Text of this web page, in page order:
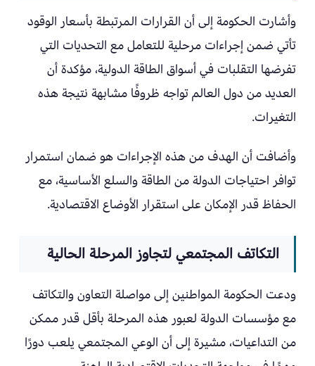
وأشارت الحكومة إلى أن القرارات المرتبطة بأسعار الوقود
تأتي ضمن إجراءات مرحلية للتعامل مع التحديات التي
تفرضها التقلبات في أسواق الطاقة الدولية، مؤكدة أن
العديد من دول العالم تواجه ظروفًا مشابهة نتيجة هذه
التغيرات.
وأضافت أن الهدف من هذه الإجراءات هو ضمان استمرار
توافر احتياجات الدولة من الطاقة والسلع الأساسية، مع
الحفاظ قدر الإمكان على استقرار الأوضاع الاقتصادية.
التكاتف المجتمعي لتجاوز المرحلة الحالية
ودعت الحكومة المواطنين إلى مواصلة التعاون والتكاتف
مع مؤسسات الدولة لعبور هذه المرحلة بأقل قدر ممكن
من التداعيات، مشيرة إلى أن الوعي المجتمعي يلعب دورًا